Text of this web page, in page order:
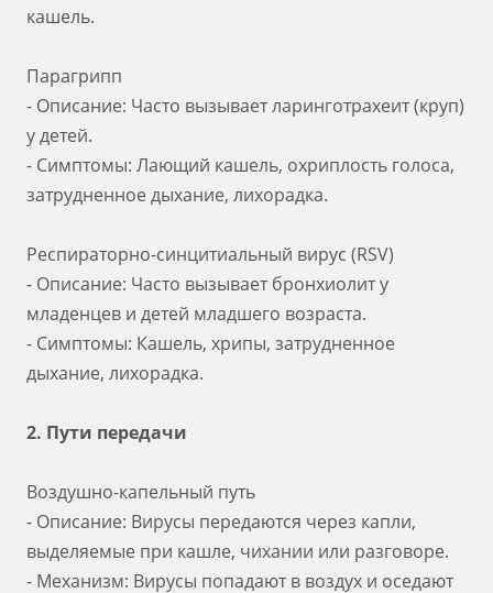
кашель.
Парагрипп
- Описание: Часто вызывает ларинготрахеит (круп)
у детей.
- Симптомы: Лающий кашель, охриплость голоса,
затрудненное дыхание, лихорадка.
Респираторно-синцитиальный вирус (RSV)
- Описание: Часто вызывает бронхиолит у
младенцев и детей младшего возраста.
- Симптомы: Кашель, хрипы, затрудненное
дыхание, лихорадка.
2. Пути передачи
Воздушно-капельный путь
- Описание: Вирусы передаются через капли,
выделяемые при кашле, чихании или разговоре.
- Механизм: Вирусы попадают в воздух и оседают